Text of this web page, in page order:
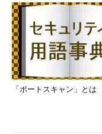
「ポートスキャン」とは